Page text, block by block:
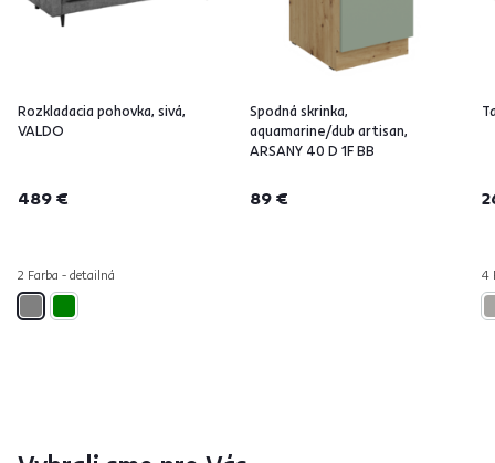
Rozkladacia pohovka, sivá,
VALDO
489 €
2 Farba - detailná
Spodná skrinka,
aquamarine/dub artisan,
ARSANY 40 D 1F BB
89 €
4